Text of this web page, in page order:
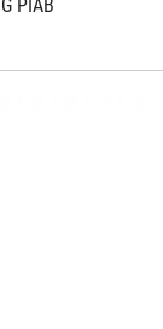
PIAB